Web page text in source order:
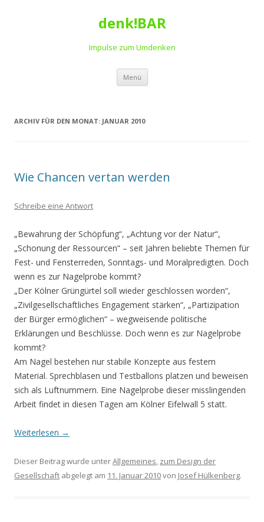
denk!BAR
Impulse zum Umdenken
Menü Springe
Inhalt
ARCHIV FÜR DEN MONAT: JANUAR 2010
Wie Chancen vertan werden
Schreibe eine Antwort
„Bewahrung der Schöpfung“, „Achtung vor der Natur“,
„Schonung der Ressourcen“ – seit Jahren beliebte Themen für
Fest- und Fensterreden, Sonntags- und Moralpredigten. Doch
wenn es zur Nagelprobe kommt?
„Der Kölner Grüngürtel soll wieder geschlossen worden“,
„Zivilgesellschaftliches Engagement stärken“, „Partizipation
der Bürger ermöglichen“ – wegweisende politische
Erklärungen und Beschlüsse. Doch wenn es zur Nagelprobe
kommt?
Am Nagel bestehen nur stabile Konzepte aus festem
Material. Sprechblasen und Testballons platzen und beweisen
sich als Luftnummern. Eine Nagelprobe dieser misslingenden
Arbeit findet in diesen Tagen am Kölner Eifelwall 5 statt.
Weiterlesen →
Dieser Beitrag wurde unterAllgemeines, zum Design der
Gesellschaft abgelegt am 11. Januar 2010von Josef Hülkenberg.